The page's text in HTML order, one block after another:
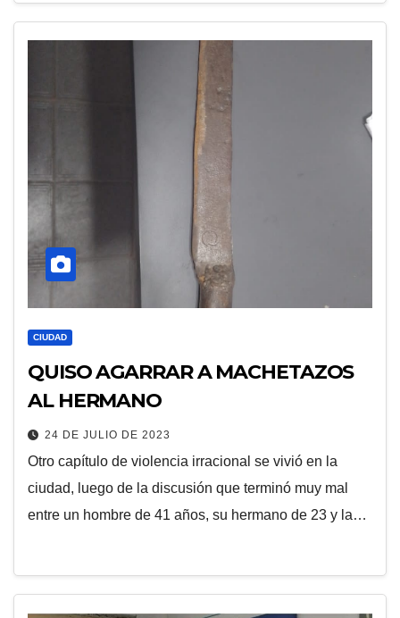
CIUDAD
QUISO AGARRAR A MACHETAZOS
AL HERMANO
24 DE JULIO DE 2023
Otro capítulo de violencia irracional se vivió en la
ciudad, luego de la discusión que terminó muy mal
entre un hombre de 41 años, su hermano de 23 y la…